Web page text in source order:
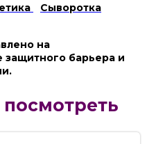
Сыворотка
на
защитного барьера и